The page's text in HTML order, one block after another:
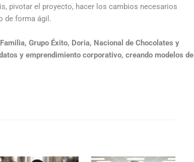
pivotar el proyecto, hacer los cambios necesarios
de forma ágil.
Grupo Éxito, Doria, Nacional de Chocolates y
y emprendimiento corporativo, creando modelos de